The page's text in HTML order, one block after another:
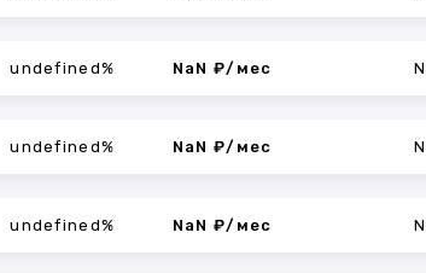
undefined% NaN ₽/мес
undefined% NaN ₽/мес
undefined% NaN ₽/мес